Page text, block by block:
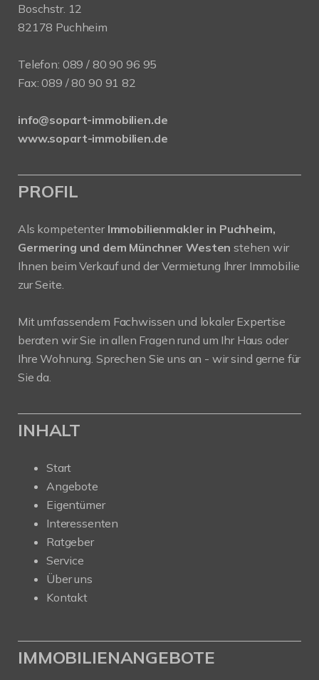
Boschstr. 12
82178 Puchheim
Telefon: 089 / 80 90 96 95
Fax: 089 / 80 90 91 82
info@sopart-immobilien.de
www.sopart-immobilien.de
PROFIL
Als kompetenter Immobilienmakler in Puchheim,
Germering und dem Münchner Westen stehen wir
Ihnen beim Verkauf und der Vermietung Ihrer Immobilie
zur Seite.
Mit umfassendem Fachwissen und lokaler Expertise
beraten wir Sie in allen Fragen rund um Ihr Haus oder
Ihre Wohnung. Sprechen Sie uns an - wir sind gerne für
Sie da.
INHALT
Start
Angebote
Eigentümer
Interessenten
Ratgeber
Service
Über uns
Kontakt
IMMOBILIENANGEBOTE